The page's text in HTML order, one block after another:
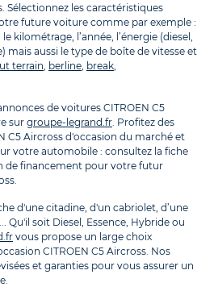
Sélectionnez les caractéristiques
future voiture comme par exemple :
kilométrage, l’année, l’énergie (diesel,
mais aussi le type de boîte de vitesse et
terrain berline break
de voitures CITROEN C5
sur groupe-legrand.fr . Profitez des
C5 Aircross d'occasion du marché et
votre automobile : consultez la fiche
de financement pour votre futur
d'une citadine, d'un cabriolet, d’une
Qu'il soit Diesel, Essence, Hybride ou
vous propose un large choix
CITROEN C5 Aircross. Nos
et garanties pour vous assurer un